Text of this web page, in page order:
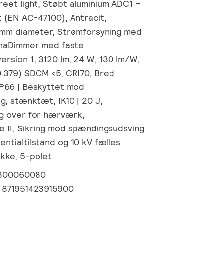
light, Støbt aluminium ADC1 –
AC-47100), Antracit,
diameter, Strømforsyning med
med faste
1, 3120 lm, 24 W, 130 lm/W,
SDCM <5, CRI70, Bred
| Beskyttet mod
stænktæt, IK10 | 20 J,
over for hærværk,
II, Sikring mod spændingsudsving
og 10 kV fælles
5-polet
871951423915900